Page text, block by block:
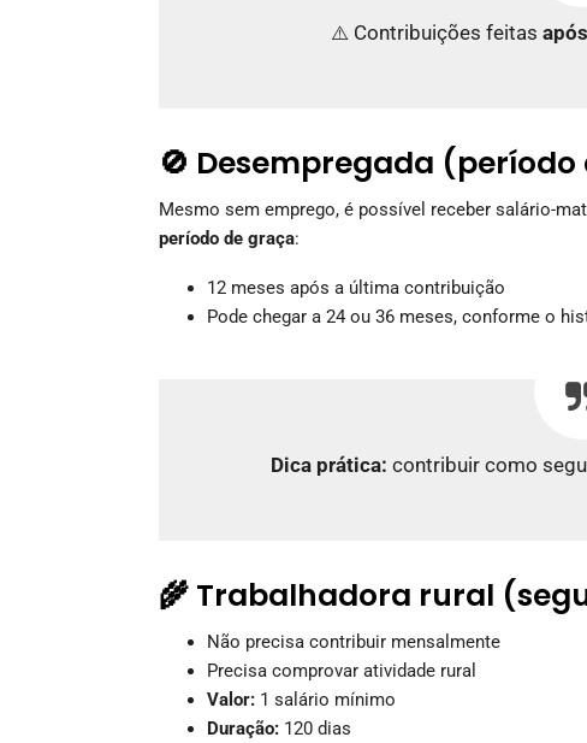
⚠️ Contribuições feitas
🚫 Desempregada
Mesmo sem emprego, é possível receber salário-
período de graça:
12 meses após a última contribuição
Pode chegar a 24 ou 36 meses, conforme o
Dica prática: contribuir como
🌾 Trabalhadora rural
Não precisa contribuir mensalmente
Precisa comprovar atividade rural
Valor: 1 salário mínimo
Duração: 120 dias